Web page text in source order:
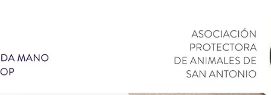
Von Tierheimmauern zum Meeresblick – Bentleys
Geschichte zeigt uns, warum jeder Hund ein Zuhause
verdient. Ganz gleich, wie alt er ist....